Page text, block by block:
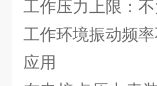
工作压力上限：
工作环境振动频
应用